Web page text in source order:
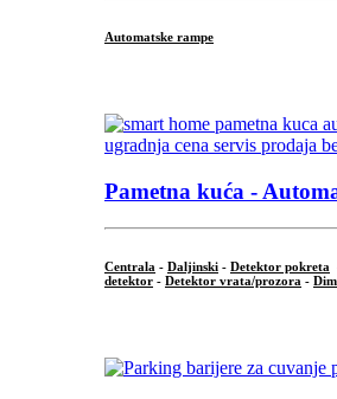
Automatske rampe
Pametna kuća -
Centrala - Daljinski - Detektor pokreta
detektor - Detektor vrata/prozora -